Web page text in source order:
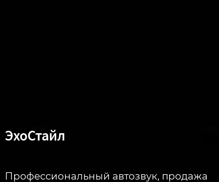
ЭхоСтайл
Профессиональный автозвук, продажа